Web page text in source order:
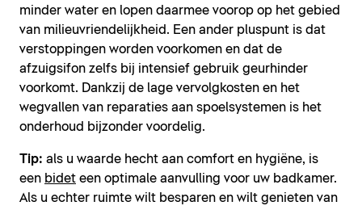
minder water en lopen daarmee voorop op het gebied
van milieuvriendelijkheid. Een ander pluspunt is dat
verstoppingen worden voorkomen en dat de
afzuigsifon zelfs bij intensief gebruik geurhinder
voorkomt. Dankzij de lage vervolgkosten en het
wegvallen van reparaties aan spoelsystemen is het
onderhoud bijzonder voordelig.
Tip: als u waarde hecht aan comfort en hygiëne, is
een bidet een optimale aanvulling voor uw badkamer.
Als u echter ruimte wilt besparen en wilt genieten van